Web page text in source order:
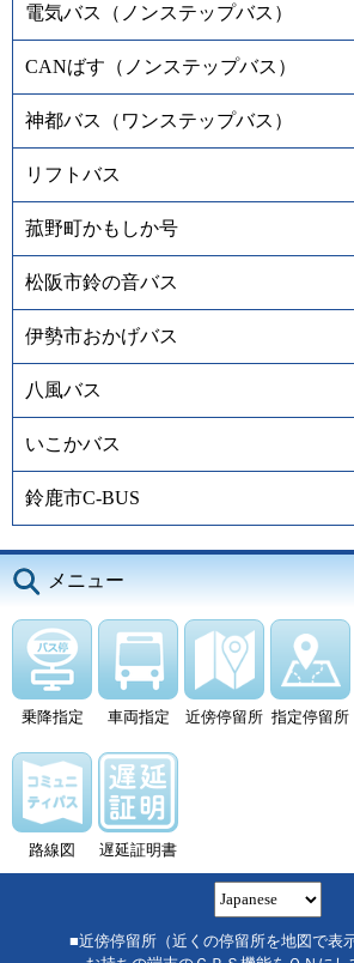
電気バス（ノンステップバス）
CANばす（ノンステップバス）
神都バス（ワンステップバス）
リフトバス
菰野町かもしか号
松阪市鈴の音バス
伊勢市おかげバス
八風バス
いこかバス
鈴鹿市C-BUS
メニュー
乗降指定 車両指定 近傍停留所 指定停留所
路線図 遅延証明書
■近傍停留所（近くの停留所を地図で表